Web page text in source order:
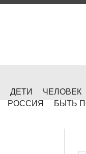
ДЕТИ ЧЕЛОВЕК
РОССИЯ БЫТЬ